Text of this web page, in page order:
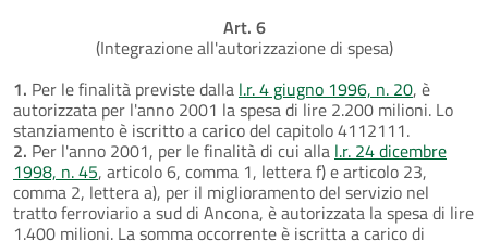
Art. 6
(Integrazione all'autorizzazione di spesa)
1. Per le finalità previste dalla l.r. 4 giugno 1996, n. 20, è
autorizzata per l'anno 2001 la spesa di lire 2.200 milioni. Lo
stanziamento è iscritto a carico del capitolo 4112111.
2. Per l'anno 2001, per le finalità di cui alla l.r. 24 dicembre
1998, n. 45, articolo 6, comma 1, lettera f) e articolo 23,
comma 2, lettera a), per il miglioramento del servizio nel
tratto ferroviario a sud di Ancona, è autorizzata la spesa di lire
1.400 milioni. La somma occorrente è iscritta a carico di